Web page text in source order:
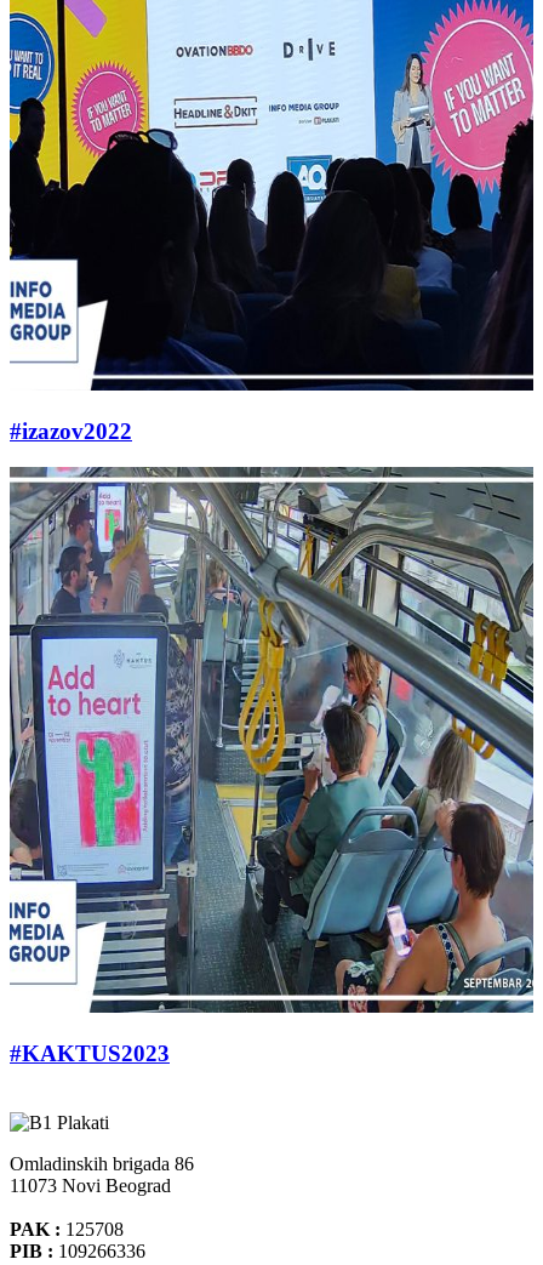
#izazov2022
#KAKTUS2023
Omladinskih brigada 86
11073 Novi Beograd
PAK : 125708
PIB : 109266336